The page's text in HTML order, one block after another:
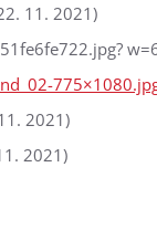
11. 2021)
2021)
2021)